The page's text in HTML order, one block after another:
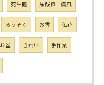
死生観 尿酸値 痛風
ろうそく お香 仏花
お盆 きれい 手作業